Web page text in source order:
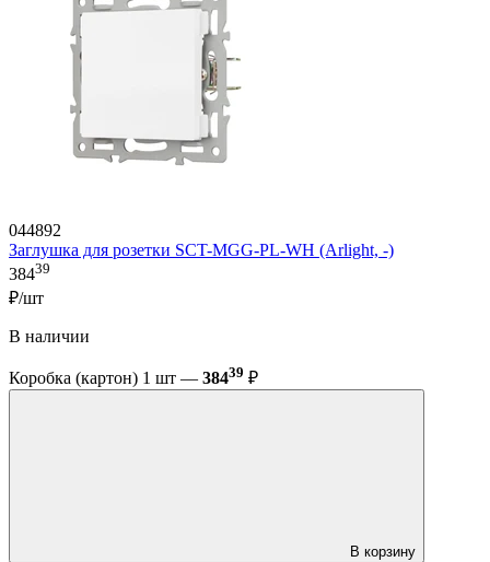
044892
Заглушка для розетки SCT-MGG-PL-WH (Arlight, -)
38439
₽/шт
В наличии
Коробка (картон) 1 шт — 38439 ₽
В корзину